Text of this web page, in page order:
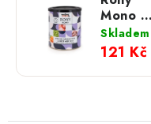
Mono –
Kuřecí
svalovina
s mrkví
a
Skladem
121 Kč